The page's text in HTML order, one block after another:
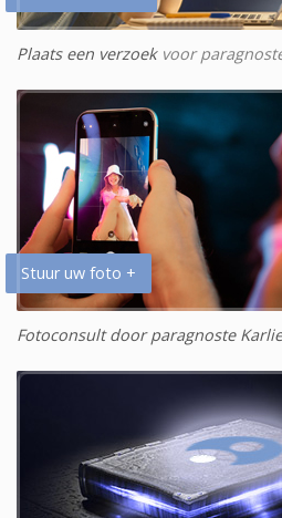
Plaats een verzoekvoor
Stuur uw foto +
Fotoconsult door paragnoste